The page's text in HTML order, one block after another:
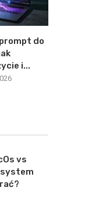
do
i...
vs
system